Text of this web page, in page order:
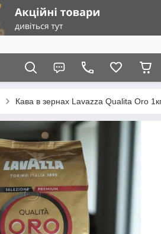
Кава в зернах Lavazza Qualita Oro